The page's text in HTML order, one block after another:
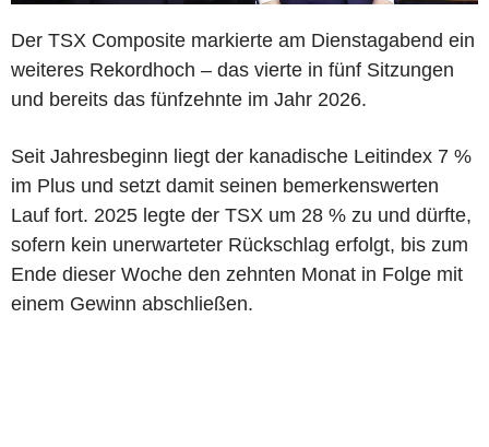
Der TSX Composite markierte am Dienstagabend ein
weiteres Rekordhoch – das vierte in fünf Sitzungen
und bereits das fünfzehnte im Jahr 2026.
Seit Jahresbeginn liegt der kanadische Leitindex 7 %
im Plus und setzt damit seinen bemerkenswerten
Lauf fort. 2025 legte der TSX um 28 % zu und dürfte,
sofern kein unerwarteter Rückschlag erfolgt, bis zum
Ende dieser Woche den zehnten Monat in Folge mit
einem Gewinn abschließen.